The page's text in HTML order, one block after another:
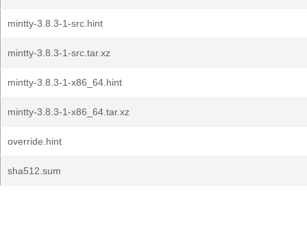
mintty-3.8.3-1-src.hint
mintty-3.8.3-1-src.tar.xz
mintty-3.8.3-1-x86_64.hint
mintty-3.8.3-1-x86_64.tar.xz
override.hint
sha512.sum